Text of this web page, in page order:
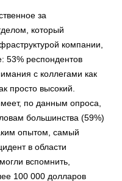
за
который
компании,
53% респондентов
с коллегами как
просто высокий.
по данным опроса,
большинства (59%)
опытом, самый
в области
вспомнить,
100 000 долларов